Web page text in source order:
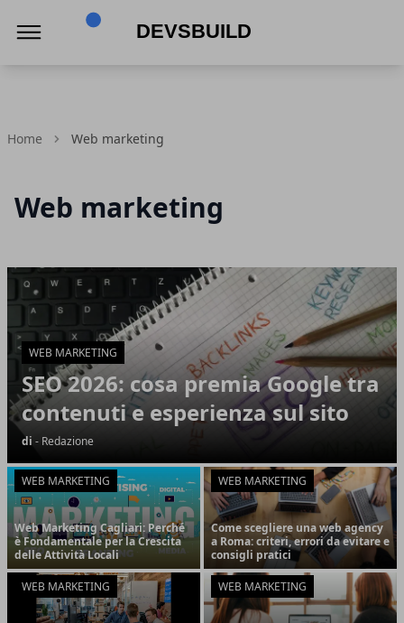
Home Web marketing
Web marketing
Articoli in Evidenza
WEB MARKETING
SEO 2026: cosa premia Google tra
contenuti e esperienza sul sito
di - Redazione
WEB MARKETING
Web Marketing Cagliari: Perché
è Fondamentale per la Crescita
delle Attività Locali
WEB MARKETING
Come scegliere una web agency
a Roma: criteri, errori da evitare e
consigli pratici
WEB MARKETING WEB MARKETING